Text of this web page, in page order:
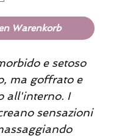
Warenkorb
e setoso
ma goffrato e
all'interno. I
sensazioni